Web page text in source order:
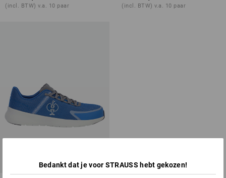
(incl. BTW) v.a. 10 paar (incl. BTW) v.a. 10 paar
Bedankt dat je voor STRAUSS hebt gekozen!